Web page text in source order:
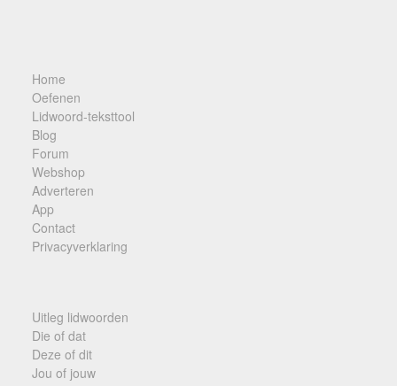
Home
Oefenen
Lidwoord-teksttool
Blog
Forum
Webshop
Adverteren
App
Contact
Privacyverklaring
Uitleg lidwoorden
Die of dat
Deze of dit
Jou of jouw